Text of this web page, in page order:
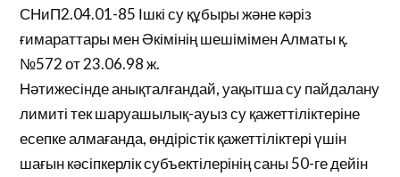
СНиП2.04.01-85 Ішкі су құбыры және кәріз
ғимараттары мен Әкімінің шешімімен Алматы қ.
№572 от 23.06.98 ж.
Нәтижесінде анықталғандай, уақытша су пайдалану
лимиті тек шаруашылық-ауыз су қажеттіліктеріне
есепке алмағанда, өндірістік қажеттіліктері үшін
шағын кәсіпкерлік субъектілерінің саны 50-ге дейін